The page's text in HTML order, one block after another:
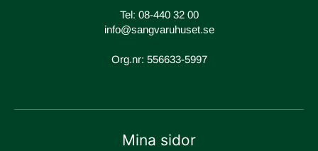
Tel: 08-440 32 00
info@sangvaruhuset.se
Org.nr: 556633-5997
Mina sidor